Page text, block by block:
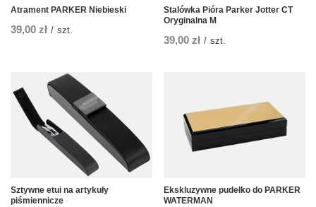
Atrament PARKER Niebieski
39,00 zł / szt.
Stalówka Pióra Parker Jotter CT
Oryginalna M
39,00 zł / szt.
Sztywne etui na artykuły
piśmiennicze
Ekskluzywne pudełko do PARKER
WATERMAN